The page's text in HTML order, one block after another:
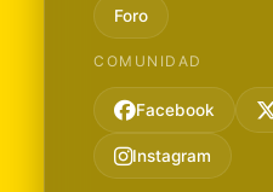
Foro
COMUNIDAD
Facebook
Instagram